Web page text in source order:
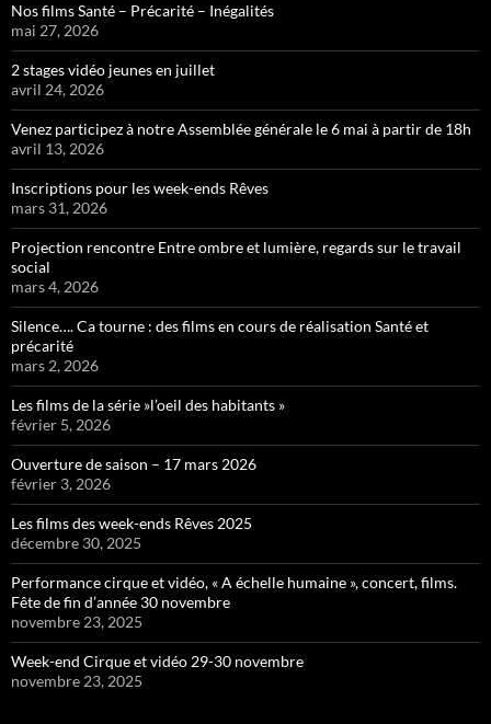
Nos films Santé – Précarité – Inégalités
mai 27, 2026
2 stages vidéo jeunes en juillet
avril 24, 2026
Venez participez à notre Assemblée générale le 6 mai à partir de 18h
avril 13, 2026
Inscriptions pour les week-ends Rêves
mars 31, 2026
Projection rencontre Entre ombre et lumière, regards sur le travail
social
mars 4, 2026
Silence…. Ca tourne : des films en cours de réalisation Santé et
précarité
mars 2, 2026
Les films de la série »l’oeil des habitants »
février 5, 2026
Ouverture de saison – 17 mars 2026
février 3, 2026
Les films des week-ends Rêves 2025
décembre 30, 2025
Performance cirque et vidéo, « A échelle humaine », concert, films.
Fête de fin d’année 30 novembre
novembre 23, 2025
Week-end Cirque et vidéo 29-30 novembre
novembre 23, 2025